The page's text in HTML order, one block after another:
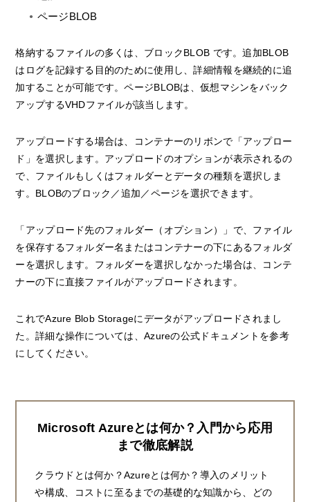
ページBLOB
格納するファイルの多くは、ブロックBLOB です。追加BLOB
はログを記録する目的のために使用し、詳細情報を継続的に追
加することが可能です。ページBLOBは、仮想マシンをバック
アップするVHDファイルが該当します。
アップロードする場合は、コンテナーのリボンで「アップロー
ド」を選択します。アップロードのオプションが表示されるの
で、ファイルもしくはフォルダーとデータの種類を選択しま
す。BLOBのブロック／追加／ページを選択できます。
「アップロード先のフォルダー（オプション）」で、ファイル
を保存するフォルダー名またはコンテナーの下にあるフォルダ
ーを選択します。フォルダーを選択しなかった場合は、コンテ
ナーの下に直接ファイルがアップロードされます。
これでAzure Blob Storageにデータがアップロードされまし
た。詳細な操作については、Azureの公式ドキュメントを参考
にしてください。
Microsoft Azureとは何か？入門から応用
まで徹底解説
クラウドとは何か？Azureとは何か？導入のメリット
や構成、コストに至るまでの基礎的な知識から、どの